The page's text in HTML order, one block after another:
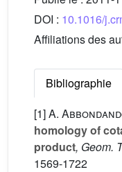
DOI : 10.1016/
Affiliations des
Bibliographie
[1]A.
homology of
product, Geom.
1569-1722